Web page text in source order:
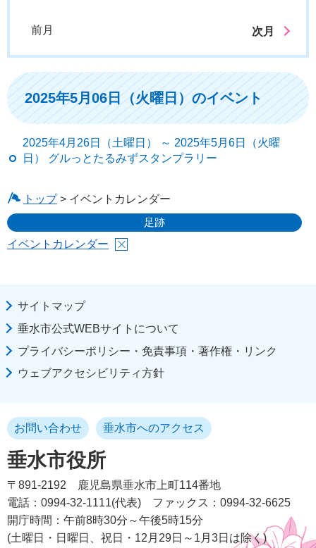
前月 次月
2025年5月06日（火曜日）のイベント
2025年4月26日（土曜日） ～ 2025年5月6日（火曜
日） グルっとたるみずスタンプラリー
トップ> イベントカレンダー
足跡
イベントカレンダー
サイトマップ
垂水市公式WEBサイトについて
プライバシーポリシー・免責事項・著作権・リンク
ウェブアクセシビリティ方針
垂水市役所
お問い合わせ 垂水市へのアクセス
〒891-2192
鹿児島県垂水市上町114番地
電話：0994-32-1111(代表)
ファックス：0994-32-6625
開庁時間：午前8時30分～午後5時15分
(土曜日・日曜日、祝日・12月29日～1月3日は除く)